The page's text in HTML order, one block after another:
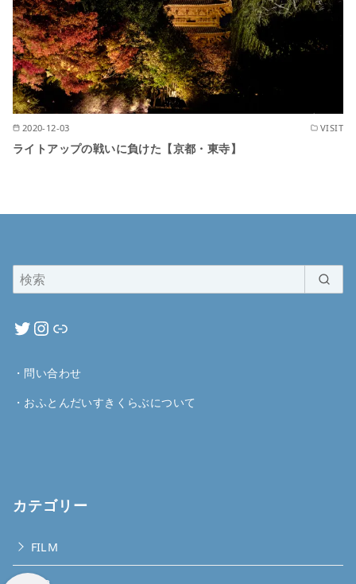
2020-12-03 VISIT
ライトアップの戦いに負けた【京都・東寺】
・ 問い合わせ
・ おふとんだいすきくらぶについて
カテゴリー
FILM